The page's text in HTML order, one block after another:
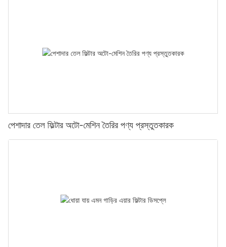
পেশাদার তেল ফিল্টার অটো-মেশিন তৈরির পণ্য প্রস্তুতকারক